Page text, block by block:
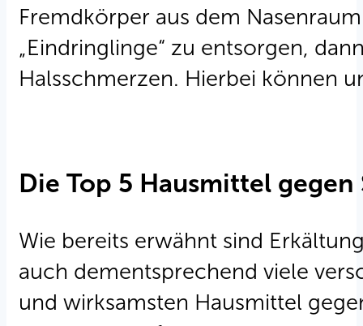
Fremdkörper aus dem
„Eindringlinge“ zu entsorgen,
Halsschmerzen. Hierbei können
Die Top 5 Hausmittel
Wie bereits erwähnt sind
auch dementsprechend viele
und wirksamsten Hausmittel